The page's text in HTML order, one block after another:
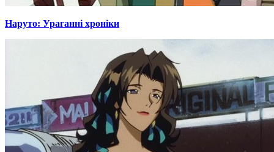
Наруто: Ураганні хроніки